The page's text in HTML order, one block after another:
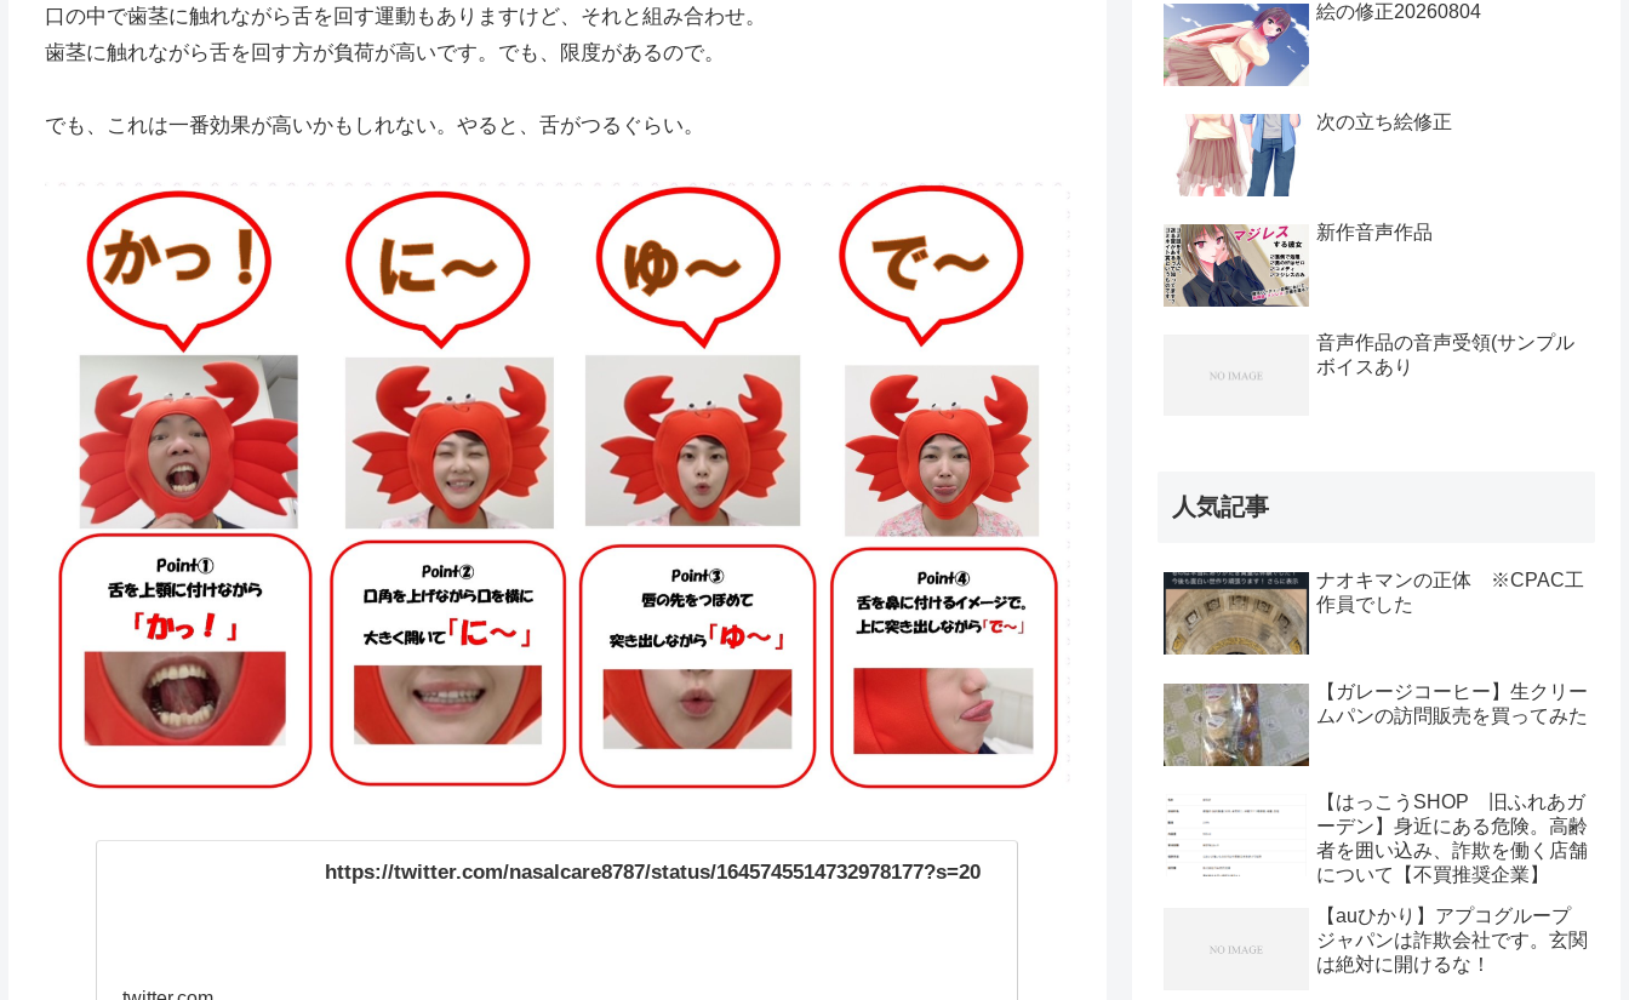
口の中で歯茎に触れながら舌を回す運動もありますけど、それと組み合わせ。
歯茎に触れながら舌を回す方が負荷が高いです。でも、限度があるので。
でも、これは一番効果が高いかもしれない。やると、舌がつるぐらい。
https://twitter.com/nasalcare8787/status/1645745514732978177?s=20
絵の修正20260804
次の立ち絵修正
新作音声作品
音声作品の音声受領(サンプル
ボイスあり
人気記事
ナオキマンの正体 ※CPAC工
作員でした
【ガレージコーヒー】生クリー
ムパンの訪問販売を買ってみた
【はっこうSHOP 旧ふれあガ
ーデン】身近にある危険。高齢
者を囲い込み、詐欺を働く店舗
について【不買推奨企業】
【auひかり】アプコグループ
ジャパンは詐欺会社です。玄関
は絶対に開けるな！